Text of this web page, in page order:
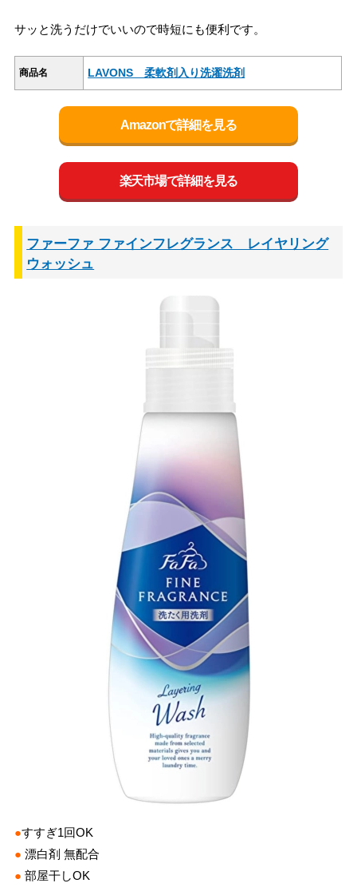
サッと洗うだけでいいので時短にも便利です。
商品名 LAVONS 柔軟剤入り洗濯洗剤
Amazonで詳細を見る
楽天市場で詳細を見る
ファーファ ファインフレグランス レイヤリング
ウォッシュ
●すすぎ1回OK
● 漂白剤 無配合
● 部屋干しOK